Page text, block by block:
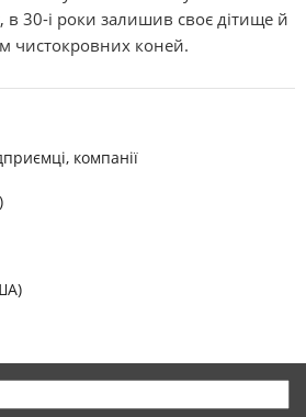
в 30-і роки залишив своє дітище й
чистокровних коней.
компанії